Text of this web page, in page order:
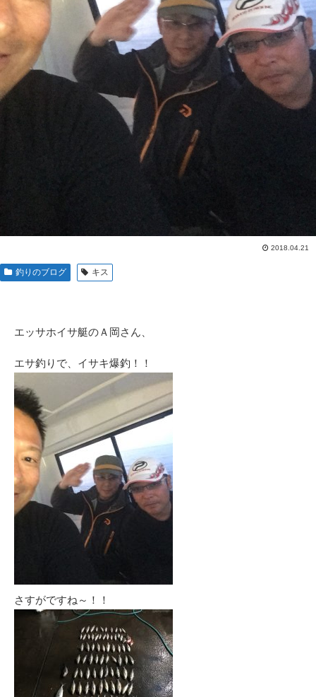
2018.04.21
釣りのブログ キス
エッサホイサ艇のＡ岡さん、
エサ釣りで、イサキ爆釣！！
さすがですね～！！